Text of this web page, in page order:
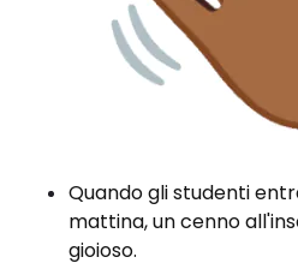
Quando gli studenti
mattina, un cenno
gioioso.